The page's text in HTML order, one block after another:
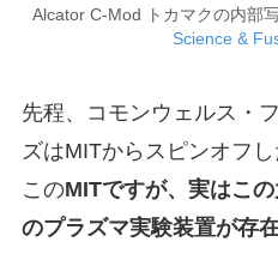
Alcator C-Mod トカマクの内
Science &
先程、コモンウェルス・
ズはMITからスピンオフ
このMITですが、実はこ
のプラズマ実験装置が存